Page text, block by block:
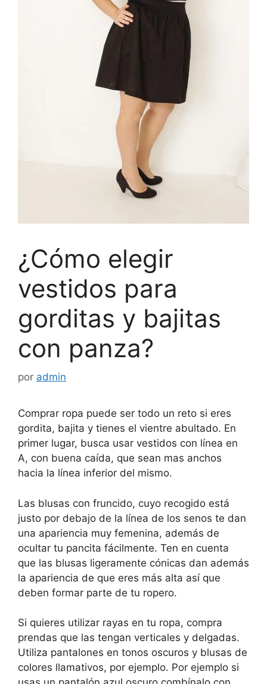
¿Cómo elegir
vestidos para
gorditas y bajitas
con panza?
por admin
Comprar ropa puede ser todo un reto si eres
gordita, bajita y tienes el vientre abultado. En
primer lugar, busca usar vestidos con línea en
A, con buena caída, que sean mas anchos
hacia la línea inferior del mismo.
Las blusas con fruncido, cuyo recogido está
justo por debajo de la línea de los senos te dan
una apariencia muy femenina, además de
ocultar tu pancita fácilmente. Ten en cuenta
que las blusas ligeramente cónicas dan además
la apariencia de que eres más alta así que
deben formar parte de tu ropero.
Si quieres utilizar rayas en tu ropa, compra
prendas que las tengan verticales y delgadas.
Utiliza pantalones en tonos oscuros y blusas de
colores llamativos, por ejemplo. Por ejemplo si